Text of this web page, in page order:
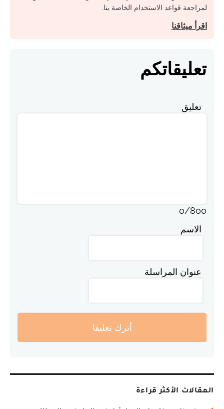
لمراجعة قواعد الاستخدام الخاصة بنا.
اقرأ ميثاقنا
تعليقاتكم
تعليق
0/800
الاسم
عنوان المراسلة
أترك تعليقا
المقالات الأكثر قراءة